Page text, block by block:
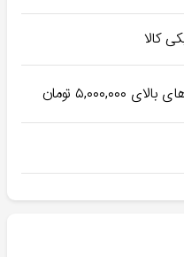
کالا
بالای ۵,۰۰۰,۰۰۰تومان